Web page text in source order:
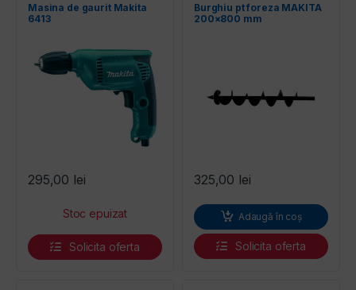
Masina de gaurit Makita
6413
295,00 lei
Solicita oferta
Burghiu pt foreza MAKITA
200×800 mm
325,00 lei
Adaugă în coș
Solicita oferta